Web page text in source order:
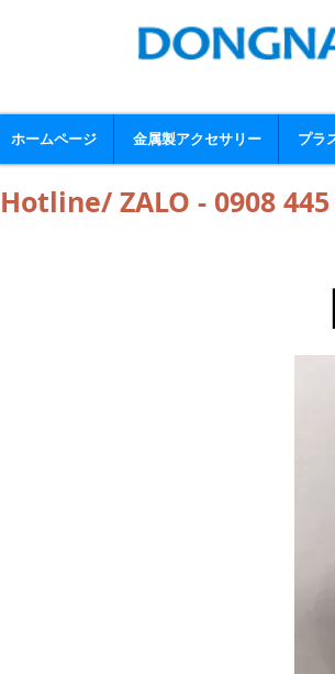
ホームページ 金属製アクセサリー プラ
Hotline/ ZALO - 0908